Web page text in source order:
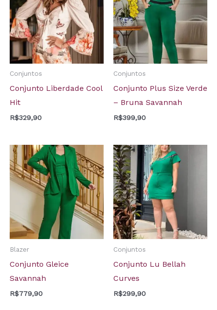
Conjuntos
Conjunto Liberdade Cool
Hit
R$329,90
Conjuntos
Conjunto Plus Size Verde
– Bruna Savannah
R$399,90
Blazer
Conjunto Gleice
Savannah
R$779,90
Conjuntos
Conjunto Lu Bellah
Curves
R$299,90